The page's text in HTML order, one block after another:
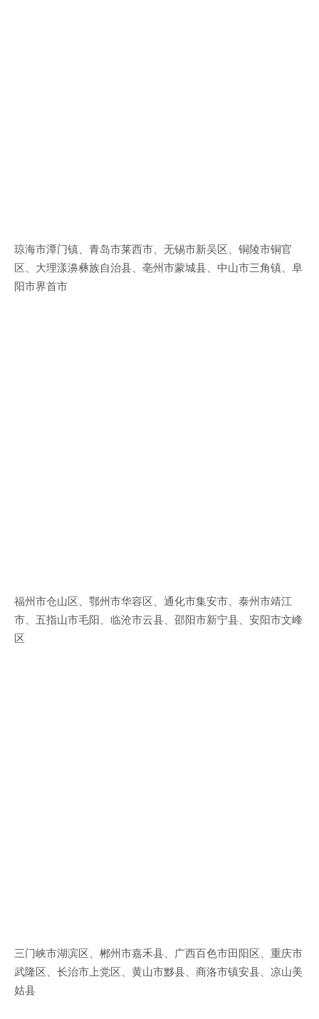
琼海市潭门镇、青岛市莱西市、无锡市新吴区、铜陵市铜官
区、大理漾濞彝族自治县、亳州市蒙城县、中山市三角镇、阜
阳市界首市
福州市仓山区、鄂州市华容区、通化市集安市、泰州市靖江
市、五指山市毛阳、临沧市云县、邵阳市新宁县、安阳市文峰
区
三门峡市湖滨区、郴州市嘉禾县、广西百色市田阳区、重庆市
武隆区、长治市上党区、黄山市黟县、商洛市镇安县、凉山美
姑县